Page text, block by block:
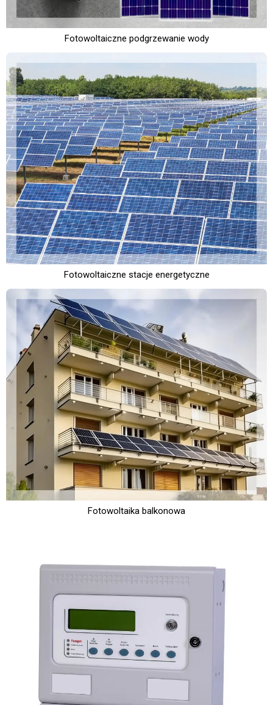
Fotowoltaiczne podgrzewanie wody
Fotowoltaiczne stacje energetyczne
Fotowoltaika balkonowa